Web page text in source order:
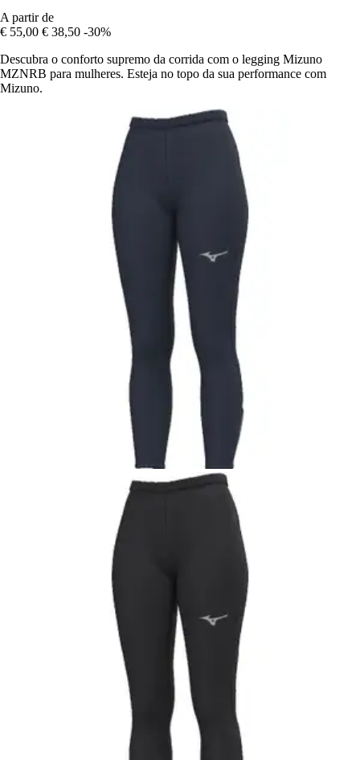
A partir de
€ 55,00 € 38,50 -30%
Descubra o conforto supremo da corrida com o legging Mizuno
MZNRB para mulheres. Esteja no topo da sua performance com
Mizuno.